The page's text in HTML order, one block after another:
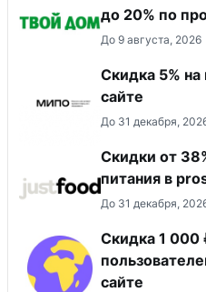
до 20% по
До 9 августа, 2026
Скидка 5% на
сайте
До 31 декабря,
​Скидки от
питания в
До 31 декабря,
Скидка 1 000
сайте